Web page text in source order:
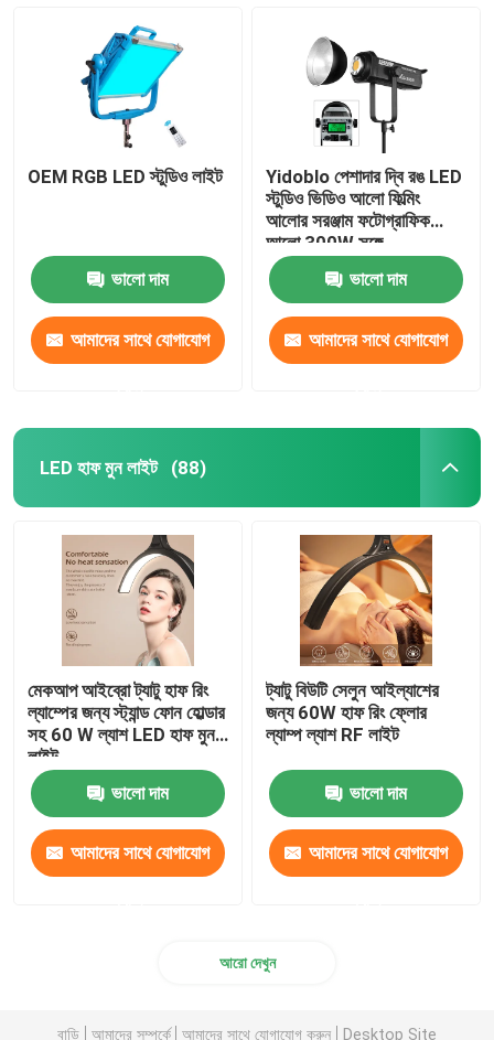
OEM RGB LED স্টুডিও লাইট
ভালো দাম
আমাদের সাথে যোগাযোগ
Yidoblo পেশাদার দ্বি রঙ LED
স্টুডিও ভিডিও আলো ফিল্মিং
আলোর সরঞ্জাম ফটোগ্রাফিক
আলো 300W সঙ্গে
ভালো দাম
আমাদের সাথে যোগাযোগ
LED হাফ মুন লাইট (88)
মেকআপ আইব্রো ট্যাটু হাফ রিং
ল্যাম্পের জন্য স্ট্যান্ড ফোন হোল্ডার
সহ 60 W ল্যাশ LED হাফ মুন
লাইট
ভালো দাম
আমাদের সাথে যোগাযোগ
ট্যাটু বিউটি সেলুন আইল্যাশের
জন্য 60W হাফ রিং ফ্লোর
ল্যাম্প ল্যাশ RF লাইট
ভালো দাম
আমাদের সাথে যোগাযোগ
আরো দেখুন
বাড়ি আমাদের সম্পর্কে আমাদের সাথে যোগাযোগ করুন Desktop Site